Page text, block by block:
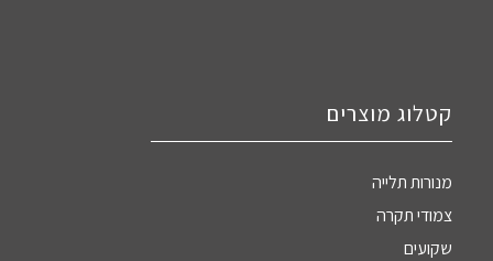
קטלוג מוצרים
מנורות תלייה
צמודי תקרה
שקועים